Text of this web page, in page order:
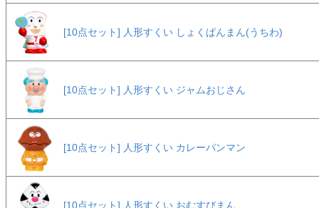
[10点セット] 人形すくい しょくぱんまん(うちわ)
[10点セット] 人形すくい ジャムおじさん
[10点セット] 人形すくい カレーパンマン
[10点セット] 人形すくい おむすびまん